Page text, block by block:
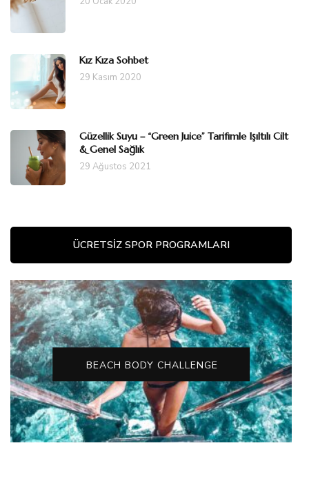
Kız Kıza Sohbet
29 Kasım 2020
Güzellik Suyu – “Green Juice” Tarifimle Işıltılı Cilt
& Genel Sağlık
29 Ağustos 2021
ÜCRETSIZ SPOR PROGRAMLARI
BEACH BODY CHALLENGE